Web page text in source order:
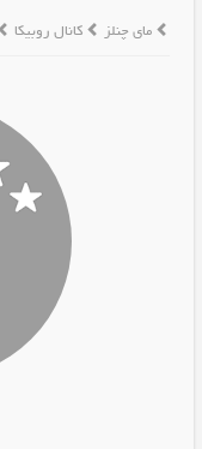
مای چنلز کانال روبیکا